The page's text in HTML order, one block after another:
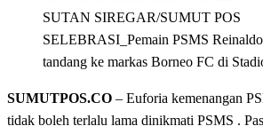
SUTAN SIREGAR/SUMUT POS
SELEBRASI_Pemain PSMS
tandang ke markas Borneo FC di
SUMUTPOS.CO – Euforia kemenangan
tidak boleh terlalu lama dinikmati PSMS .